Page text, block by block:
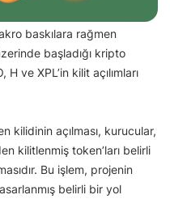
baskılara rağmen
başladığı kripto
ve XPL’in kilit açılımları
kilidinin açılması, kurucular,
kilitlenmiş token’ları belirli
Bu işlem, projenin
belirli bir yol